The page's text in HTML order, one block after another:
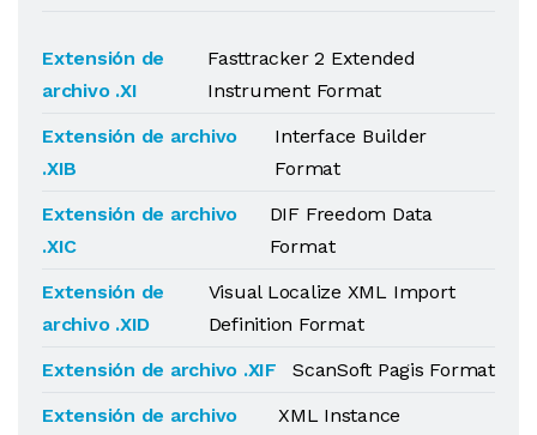
Extensión de
archivo .XI
Fasttracker 2 Extended
Instrument Format
Extensión de archivo
.XIB
Interface Builder
Format
Extensión de archivo
.XIC
DIF Freedom Data
Format
Extensión de
archivo .XID
Visual Localize XML Import
Definition Format
Extensión de archivo .XIF
ScanSoft Pagis Format
Extensión de archivo
XML Instance